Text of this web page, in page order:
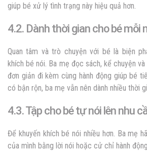
giúp bé xử lý tình trạng này hiệu quả hơn.
4.2. Dành thời gian cho bé mỗi
Quan tâm và trò chuyện với bé là biện
khích bé nói. Ba mẹ đọc sách, kể chuyện
đơn giản đi kèm cùng hành động giúp bé
có bận rộn, ba mẹ vẫn nên dành nhiều thời
4.3. Tập cho bé tự nói lên nhu
Để khuyến khích bé nói nhiều hơn. Ba mẹ
của mình bằng lời nói hoặc cử chỉ hành